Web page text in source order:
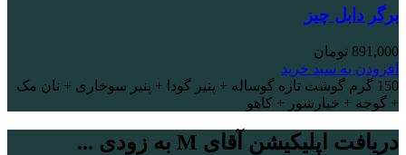
برگر دابل چیز
891,000 تومان
افزودن به سبد خرید
150 گرم گوشت تازه گوساله + پنیر گودا + پنیر سوخاری + نان مک
+ گوجه + خیارشور + کاهو
دریافت اپلیکیشن آقای M به زودی ...